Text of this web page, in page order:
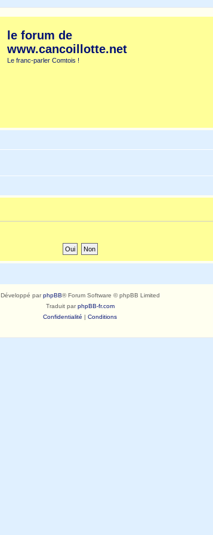
le forum de
www.cancoillotte.net
Le franc-parler Comtois !
Développé parphpBB® Forum Software © phpBB Limited
Traduit parphpBB-fr.com
Confidentialité | Conditions